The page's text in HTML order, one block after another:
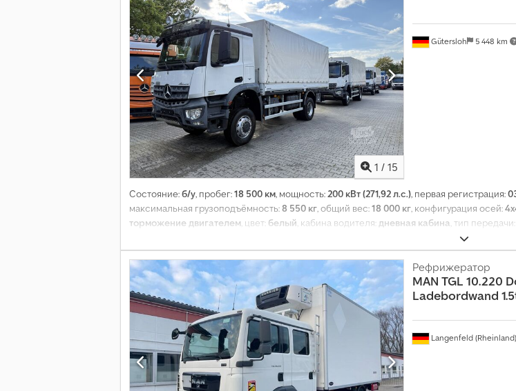
1 / 15
Gütersloh 5 448 km
Состояние:б/у, пробег:18 500 км, мощность:200 кВт (271,92 л.с.), первая регистрация:
максимальная грузоподъёмность:8 550 кг, общий вес:18 000 кг, конфигурация осей:
торможение двигателем, цвет: белый, кабина водителя:дневная кабина, тип передачи:
, ширина
мм, Оборудование:ABS, блокировка дифференциала, бортовой компьютер,
стояночный, полный привод, прицепное устройство, сажевый фильтр,
Langenfeld (Rheinland)
Рефрижератор
MAN TGL 10.220
Ladebordwand